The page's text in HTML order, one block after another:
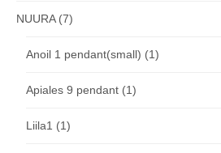
NUURA(7)
Anoil 1 pendant(small) (1)
Apiales 9 pendant (1)
Liila1 (1)